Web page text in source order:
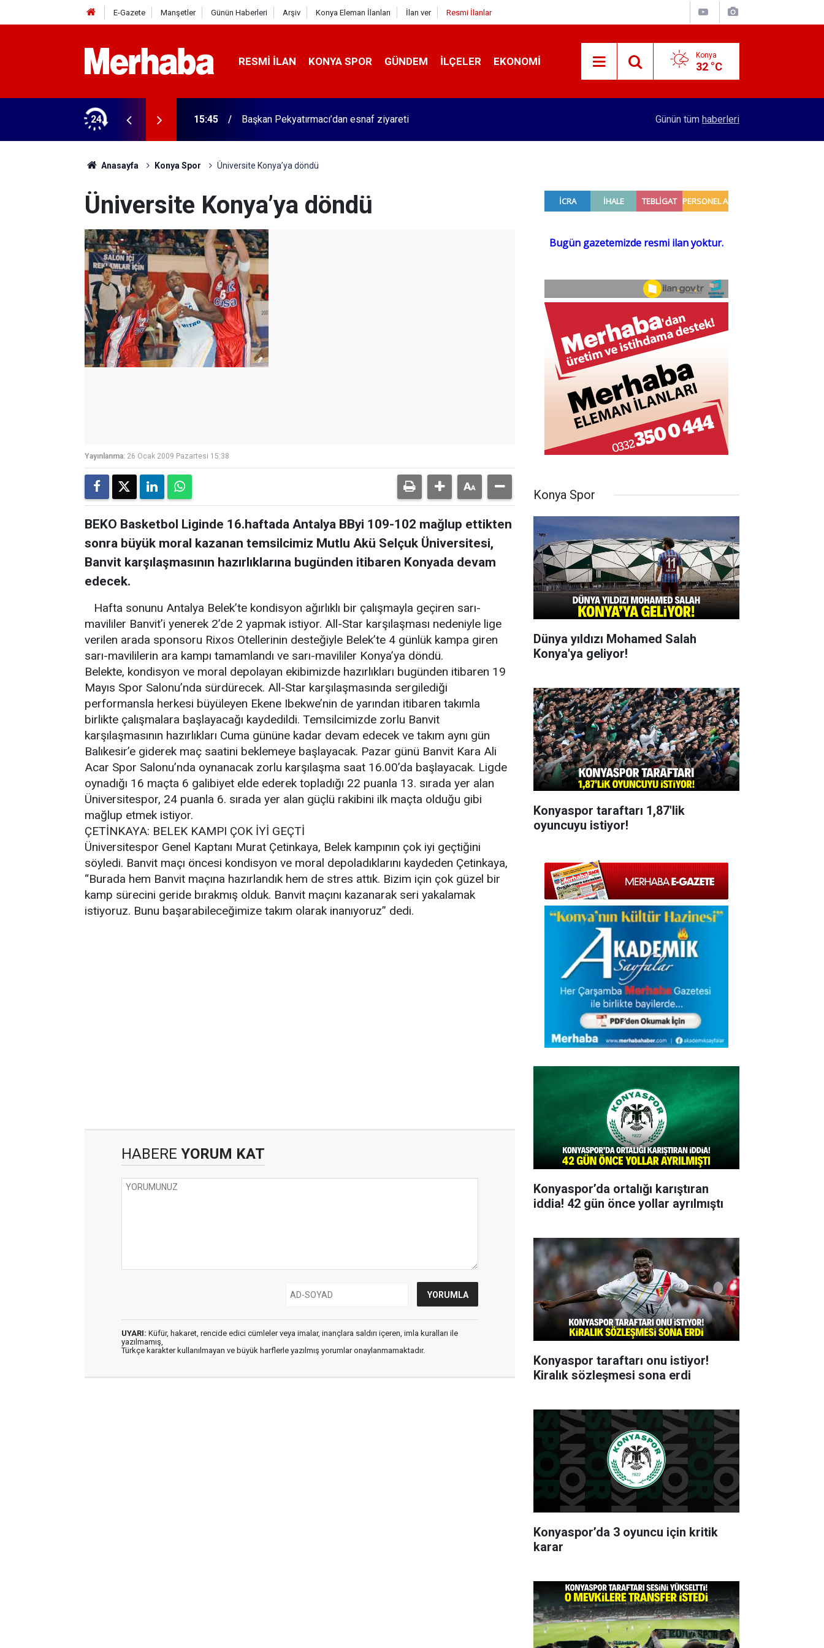
E-Gazete Manşetler Günün Haberleri Arşiv Konya Eleman İlanları İlan ver Resmi İlanlar
RESMI İLAN KONYA SPOR GÜNDEM İLÇELER EKONOMI Konya
32 °C
24
Kampüsü'ne ziyaret 15:45 Başkan Pekyatırmacı’dan esnaf ziyareti Konyalı patron 70 bin TL maaşla personel
Günün tüm haberleri
Anasayfa Konya Spor Üniversite Konya’ya döndü
Üniversite Konya’ya döndü
Yayınlanma: 26 Ocak 2009 Pazartesi 15:38
BEKO Basketbol Liginde 16.haftada Antalya BByi 109-102 mağlup ettikten
sonra büyük moral kazanan temsilcimiz Mutlu Akü Selçuk Üniversitesi,
Banvit karşılaşmasının hazırlıklarına bugünden itibaren Konyada devam
edecek.
Hafta sonunu Antalya Belek’te kondisyon ağırlıklı bir çalışmayla geçiren sarı-
mavililer Banvit’i yenerek 2’de 2 yapmak istiyor. All-Star karşılaşması nedeniyle lige
verilen arada sponsoru Rixos Otellerinin desteğiyle Belek’te 4 günlük kampa giren
sarı-mavililerin ara kampı tamamlandı ve sarı-mavililer Konya’ya döndü.
Belekte, kondisyon ve moral depolayan ekibimizde hazırlıkları bugünden itibaren 19
Mayıs Spor Salonu’nda sürdürecek. All-Star karşılaşmasında sergilediği
performansla herkesi büyüleyen Ekene Ibekwe’nin de yarından itibaren takımla
birlikte çalışmalara başlayacağı kaydedildi. Temsilcimizde zorlu Banvit
karşılaşmasının hazırlıkları Cuma gününe kadar devam edecek ve takım aynı gün
Balıkesir’e giderek maç saatini beklemeye başlayacak. Pazar günü Banvit Kara Ali
Acar Spor Salonu’nda oynanacak zorlu karşılaşma saat 16.00’da başlayacak. Ligde
oynadığı 16 maçta 6 galibiyet elde ederek topladığı 22 puanla 13. sırada yer alan
Üniversitespor, 24 puanla 6. sırada yer alan güçlü rakibini ilk maçta olduğu gibi
mağlup etmek istiyor.
ÇETİNKAYA: BELEK KAMPI ÇOK İYİ GEÇTİ
Üniversitespor Genel Kaptanı Murat Çetinkaya, Belek kampının çok iyi geçtiğini
söyledi. Banvit maçı öncesi kondisyon ve moral depoladıklarını kaydeden Çetinkaya,
“Burada hem Banvit maçına hazırlandık hem de stres attık. Bizim için çok güzel bir
kamp sürecini geride bırakmış olduk. Banvit maçını kazanarak seri yakalamak
istiyoruz. Bunu başarabileceğimize takım olarak inanıyoruz” dedi.
HABERE YORUM KAT
UYARI: Küfür, hakaret, rencide edici cümleler veya imalar, inançlara saldırı içeren, imla kuralları ile
yazılmamış,
Türkçe karakter kullanılmayan ve büyük harflerle yazılmış yorumlar onaylanmamaktadır.
Konya Spor
Dünya yıldızı Mohamed Salah
Konya'ya geliyor!
Konyaspor taraftarı 1,87'lik
oyuncuyu istiyor!
Konyaspor’da ortalığı karıştıran
iddia! 42 gün önce yollar ayrılmıştı
Konyaspor taraftarı onu istiyor!
Kiralık sözleşmesi sona erdi
Konyaspor’da 3 oyuncu için kritik
karar